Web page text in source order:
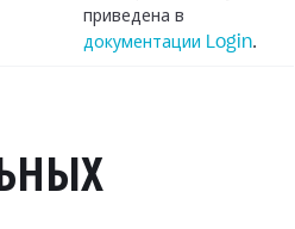
приведена в
документации Login.